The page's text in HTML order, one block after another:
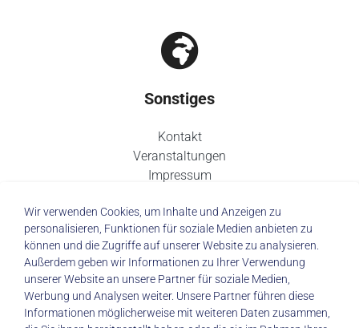
Sonstiges
Kontakt
Veranstaltungen
Impressum
© 2026 Städtisches Klinikum Dresden
Wir verwenden Cookies, um Inhalte und Anzeigen zu
personalisieren, Funktionen für soziale Medien anbieten zu
können und die Zugriffe auf unserer Website zu analysieren.
Außerdem geben wir Informationen zu Ihrer Verwendung
unserer Website an unsere Partner für soziale Medien,
Werbung und Analysen weiter. Unsere Partner führen diese
Informationen möglicherweise mit weiteren Daten zusammen,